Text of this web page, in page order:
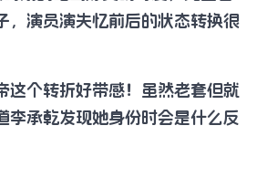
，演员演失忆前后的状态转换很
这个转折好带感！虽然老套但就
李承乾发现她身份时会是什么反